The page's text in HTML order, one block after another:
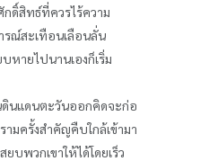
ดิ์สิทธ์ที่ควรไร้ความ
รณ์สะเทือนเลือนลั่น
หายไปนานเองก็เริ่ม
ดินแดนตะวันออกคิดจะก่อ
ามครั้งสำคัญคืบใกล้เข้ามา
บพวกเขาให้ได้โดยเร็ว